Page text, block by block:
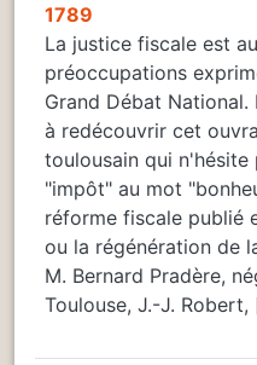
1789
La justice fiscale est
préoccupations
Grand Débat
à redécouvrir cet
toulousain qui n'hésite
"impôt" au mot
réforme fiscale publié
ou la régénération de
M. Bernard Pradère,
Toulouse, J.-J. Robert,